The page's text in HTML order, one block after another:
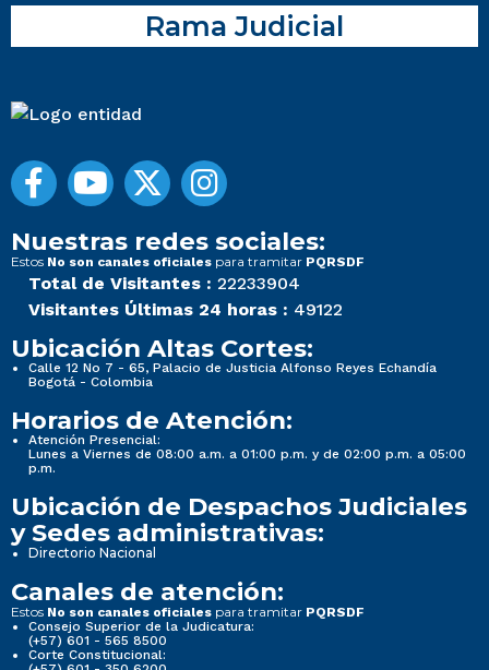
Rama Judicial
Nuestras redes sociales:
Estos No son canales oficiales para tramitar PQRSDF
Total de Visitantes : 22233904
Visitantes Últimas 24 horas : 49122
Ubicación Altas Cortes:
Calle 12 No 7 - 65, Palacio de Justicia Alfonso Reyes Echandía
Bogotá - Colombia
Horarios de Atención:
Atención Presencial:
Lunes a Viernes de 08:00 a.m. a 01:00 p.m. y de 02:00 p.m. a 05:00
p.m.
Ubicación de Despachos Judiciales
y Sedes administrativas:
Directorio Nacional
Canales de atención:
Estos No son canales oficiales para tramitar PQRSDF
Consejo Superior de la Judicatura:
(+57) 601 - 565 8500
Corte Constitucional: